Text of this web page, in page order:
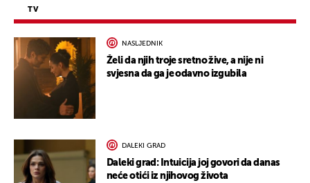
TV
NASLJEDNIK
Želi da njih troje sretno žive, a nije ni
svjesna da ga je odavno izgubila
DALEKI GRAD
Daleki grad: Intuicija joj govori da danas
neće otići iz njihovog života